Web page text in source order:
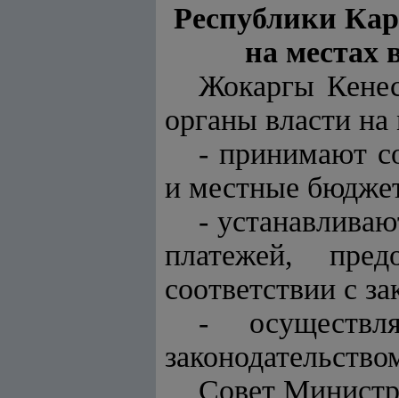
Республики
на местах
Жокаргы
органы власти на
- принимают
и местные
-
платежей,
соответствии с
-
Совет